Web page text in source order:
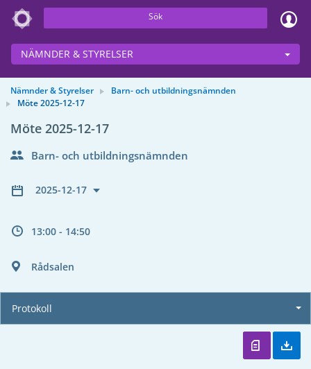
Sök
NÄMNDER & STYRELSER
Nämnder & Styrelser
Barn- och utbildningsnämnden
Möte 2025-12-17
Möte 2025-12-17
Barn- och utbildningsnämnden
2025-12-17
13:00 - 14:50
Rådsalen
Protokoll